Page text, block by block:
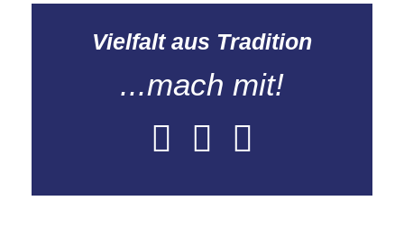
Vielfalt aus Tradition
...mach mit!